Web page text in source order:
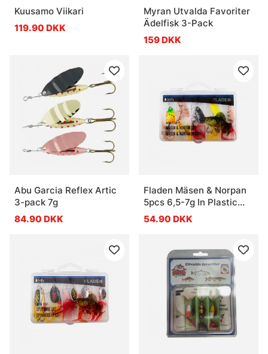
Kuusamo Viikari
119.90 DKK
Myran Utvalda Favoriter
Ädelfisk 3-Pack
159 DKK
Abu Garcia Reflex Artic
3-pack 7g
84.90 DKK
Fladen Mäsen & Norpan
5pcs 6,5-7g In Plastic
Box
54.90 DKK